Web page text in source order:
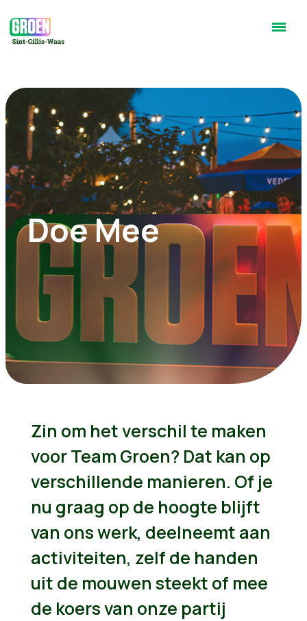
Doe Mee
Zin om het verschil te maken
voor Team Groen? Dat kan op
verschillende manieren. Of je
nu graag op de hoogte blijft
van ons werk, deelneemt aan
activiteiten, zelf de handen
uit de mouwen steekt of mee
de koers van onze partij